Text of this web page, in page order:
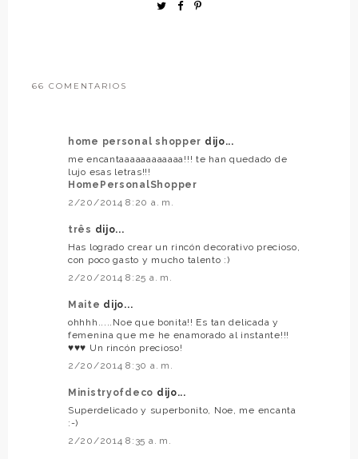
66 COMENTARIOS
home personal shopper dijo...
me encantaaaaaaaaaaaa!!! te han quedado de
lujo esas letras!!!
HomePersonalShopper
2/20/2014 8:20 a. m.
três dijo...
Has logrado crear un rincón decorativo precioso,
con poco gasto y mucho talento :)
2/20/2014 8:25 a. m.
Maite dijo...
ohhhh.....Noe que bonita!! Es tan delicada y
femenina que me he enamorado al instante!!!
♥♥♥ Un rincón precioso!
2/20/2014 8:30 a. m.
Ministryofdeco dijo...
Superdelicado y superbonito, Noe, me encanta
:-)
2/20/2014 8:35 a. m.